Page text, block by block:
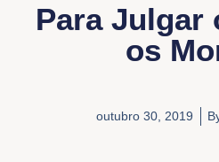
Para Julgar
os
outubro 30, 2019